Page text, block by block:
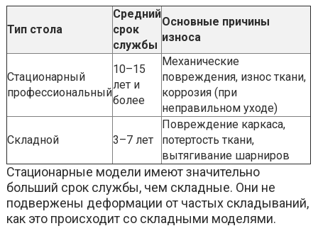
Тип стола
Средний
срок
службы
Основные причины
износа
Стационарный
профессиональный
10–15
лет и
более
Механические
повреждения, износ ткани,
коррозия (при
неправильном уходе)
Складной 3–7 лет
Повреждение каркаса,
потертость ткани,
вытягивание шарниров
Стационарные модели имеют значительно
больший срок службы, чем складные. Они не
подвержены деформации от частых складываний,
как это происходит со складными моделями.